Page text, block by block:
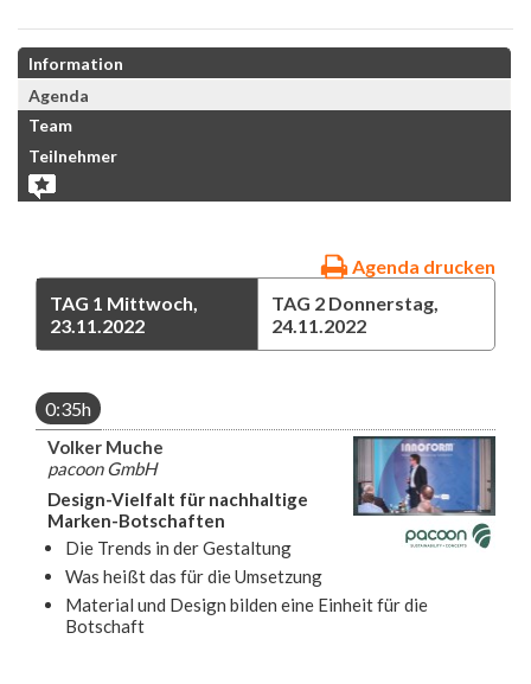
Information
Agenda
Team
Teilnehmer
Agenda drucken
TAG 1 Mittwoch,
23.11.2022
TAG 2 Donnerstag,
24.11.2022
0:35h
Volker Muche
pacoon GmbH
Design-Vielfalt für nachhaltige
Marken-Botschaften
Die Trends in der Gestaltung
Was heißt das für die Umsetzung
Material und Design bilden eine Einheit für die
Botschaft